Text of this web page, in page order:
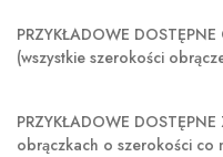
PRZYKŁADOWE
(wszystkie szerokości
PRZYKŁADOWE
obrączkach o szerokości